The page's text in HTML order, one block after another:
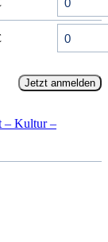
Jetzt anmelden
– Kultur –